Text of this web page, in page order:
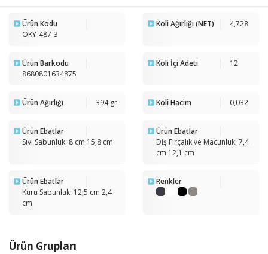
Ürün Grupları
Ürün Kodu
OKY-487-3
Koli Ağırlığı (NET) 4,728
Ürün Barkodu
8680801634875
Koli İçi Adeti 12
Ürün Ağırlığı 394 gr Koli Hacim 0,032
Ürün Ebatlar
Sıvı Sabunluk: 8 cm 15,8 cm
Ürün Ebatlar
Diş Fırçalık ve Macunluk: 7,4
cm 12,1 cm
Ürün Ebatlar
Kuru Sabunluk: 12,5 cm 2,4
cm
Renkler